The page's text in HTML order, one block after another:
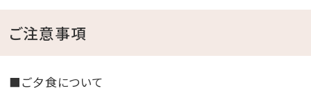
ご注意事項
■ご夕食について